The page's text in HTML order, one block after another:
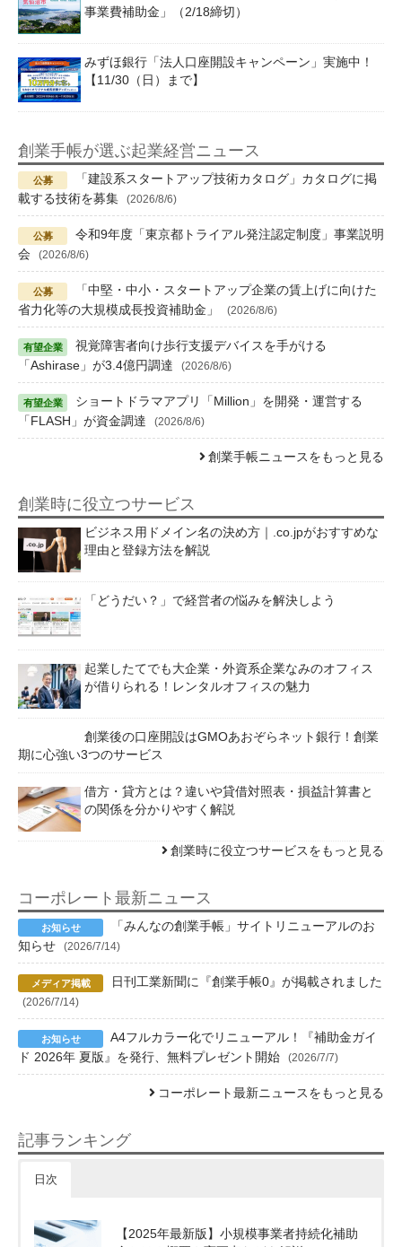
事業費補助金」（2/18締切）
みずほ銀行「法人口座開設キャンペーン」実施中！
【11/30（日）まで】
創業手帳が選ぶ起業経営ニュース
「建設系スタートアップ技術カタログ」カタログに掲
載する技術を募集
(2026/8/6)
令和9年度「東京都トライアル発注認定制度」事業説明
会
(2026/8/6)
「中堅・中小・スタートアップ企業の賃上げに向けた
省力化等の大規模成長投資補助金」
(2026/8/6)
視覚障害者向け歩行支援デバイスを手がける
「Ashirase」が3.4億円調達
(2026/8/6)
ショートドラマアプリ「Million」を開発・運営する
「FLASH」が資金調達
(2026/8/6)
創業手帳ニュースをもっと見る
創業時に役立つサービス
ビジネス用ドメイン名の決め方｜.co.jpがおすすめな
理由と登録方法を解説
「どうだい？」で経営者の悩みを解決しよう
起業したてでも大企業・外資系企業なみのオフィス
が借りられる！レンタルオフィスの魅力
創業後の口座開設はGMOあおぞらネット銀行！創業
期に心強い3つのサービス
借方・貸方とは？違いや貸借対照表・損益計算書と
の関係を分かりやすく解説
創業時に役立つサービスをもっと見る
コーポレート最新ニュース
「みんなの創業手帳」サイトリニューアルのお
知らせ
(2026/7/14)
日刊工業新聞に『創業手帳0』が掲載されました
(2026/7/14)
A4フルカラー化でリニューアル！『補助金ガイ
ド 2026年 夏版』を発行、無料プレゼント開始
(2026/7/7)
コーポレート最新ニュースをもっと見る
記事ランキング
日次
【2025年最新版】小規模事業者持続化補助